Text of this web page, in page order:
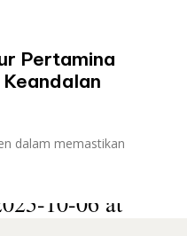
Pertamina
dalam memastikan